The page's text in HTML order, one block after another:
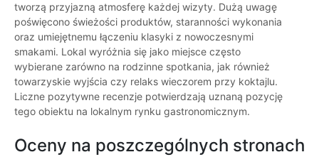
tworzą przyjazną atmosferę każdej wizyty. Dużą uwagę
poświęcono świeżości produktów, staranności wykonania
oraz umiejętnemu łączeniu klasyki z nowoczesnymi
smakami. Lokal wyróżnia się jako miejsce często
wybierane zarówno na rodzinne spotkania, jak również
towarzyskie wyjścia czy relaks wieczorem przy koktajlu.
Liczne pozytywne recenzje potwierdzają uznaną pozycję
tego obiektu na lokalnym rynku gastronomicznym.
Oceny na poszczególnych stronach